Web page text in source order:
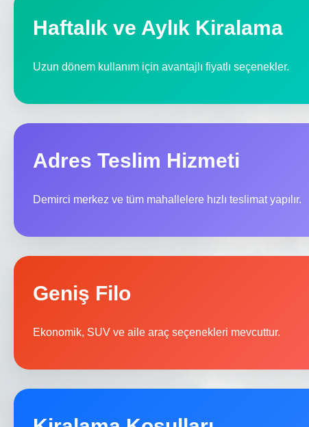
Haftalık ve Aylık Kiralama
Uzun dönem kullanım için avantajlı fiyatlı seçenekler.
Adres Teslim Hizmeti
Demirci merkez ve tüm mahallelere hızlı teslimat yapılır.
Geniş Filo
Ekonomik, SUV ve aile araç seçenekleri mevcuttur.